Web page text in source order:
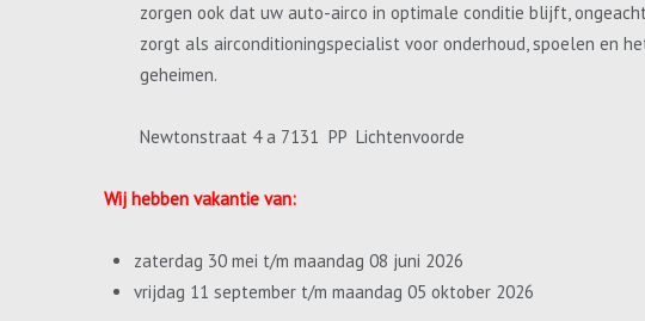
zorgen ook dat uw auto-airco in optimale conditie blijft,
zorgt als airconditioningspecialist voor onderhoud, spoelen en
geheimen.
Newtonstraat 4 a 7131 PP Lichtenvoorde
Wij hebben vakantie van:
zaterdag 30 mei t/m maandag 08 juni 2026
vrijdag 11 september t/m maandag 05 oktober 2026